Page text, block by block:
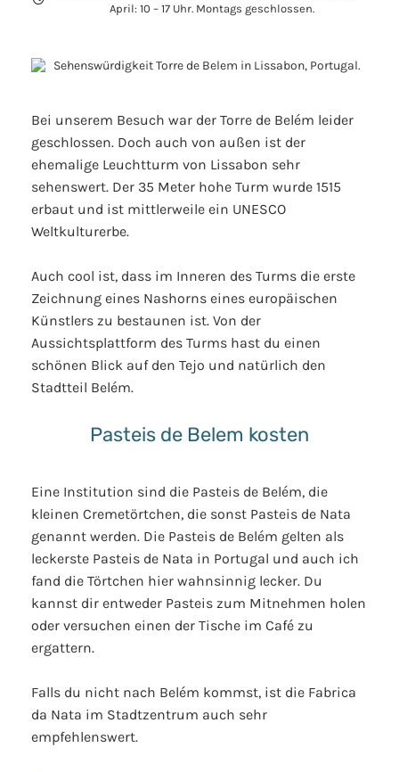
April: 10 – 17 Uhr. Montags geschlossen.
Bei unserem Besuch war der Torre de Belém leider
geschlossen. Doch auch von außen ist der
ehemalige Leuchtturm von Lissabon sehr
sehenswert. Der 35 Meter hohe Turm wurde 1515
erbaut und ist mittlerweile ein UNESCO
Weltkulturerbe.
Auch cool ist, dass im Inneren des Turms die erste
Zeichnung eines Nashorns eines europäischen
Künstlers zu bestaunen ist. Von der
Aussichtsplattform des Turms hast du einen
schönen Blick auf den Tejo und natürlich den
Stadtteil Belém.
Pasteis de Belem kosten
Eine Institution sind die Pasteis de Belém, die
kleinen Cremetörtchen, die sonst Pasteis de Nata
genannt werden. Die Pasteis de Belém gelten als
leckerste Pasteis de Nata in Portugal und auch ich
fand die Törtchen hier wahnsinnig lecker. Du
kannst dir entweder Pasteis zum Mitnehmen holen
oder versuchen einen der Tische im Café zu
ergattern.
Falls du nicht nach Belém kommst, ist die Fabrica
da Nata im Stadtzentrum auch sehr
empfehlenswert.